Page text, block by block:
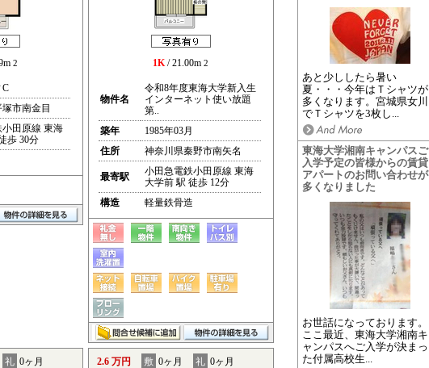
あと少ししたら暑い
夏・・・今年はＴシャツが
多くなります。宮城県女川
でＴシャツを3枚し...
東海大学湘南キャンパスご
入学予定の皆様からの賃貸
アパートのお問い合わせが
多くなりました
お世話になっております。
ここ最近、東海大学湘南キ
ャンパスへご入学が決まっ
た付属高校生...
2
C
市南金目
田原線 東海
歩 30分
1K/ 21.00m 2
物件名
令和8年度東海大学新入生
インターネット使い放題
第..
築年
1985年03月
住所
神奈川県秦野市南矢名
最寄駅
小田急電鉄小田原線 東海
大学前 駅 徒歩 12分
構造
軽量鉄骨造
礼 0ヶ月 2.6 万円 敷 0ヶ月 礼 0ヶ月